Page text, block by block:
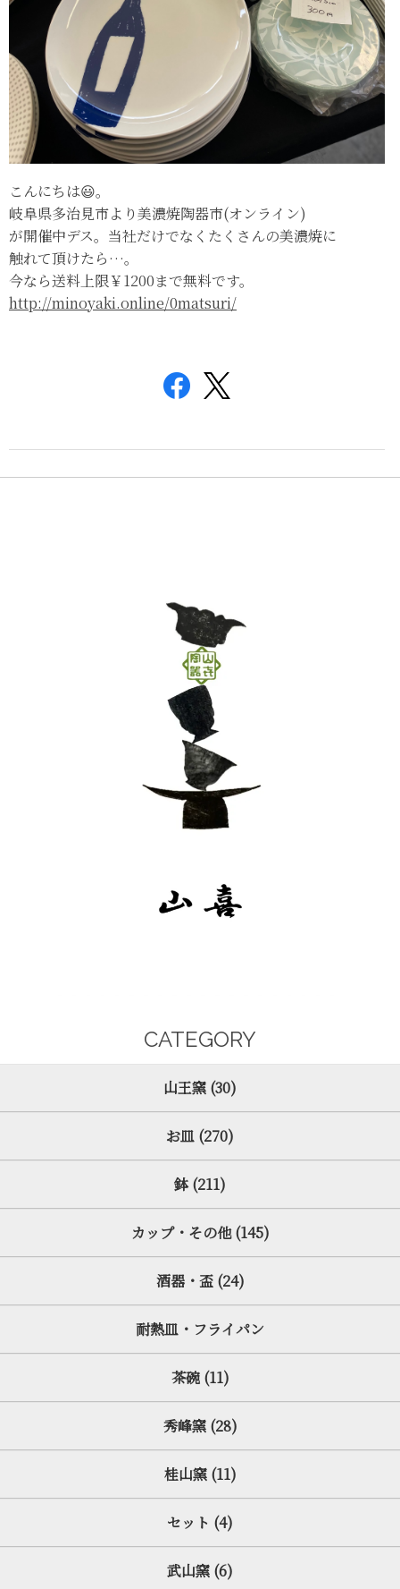
こんにちは😃。
岐阜県多治見市より美濃焼陶器市(オンライン)
が開催中デス。当社だけでなくたくさんの美濃焼に
触れて頂けたら…。
今なら送料上限￥1200まで無料です。
http://minoyaki.online/0matsuri/
CATEGORY
山王窯 (30)
お皿 (270)
鉢 (211)
カップ・その他 (145)
酒器・盃 (24)
耐熱皿・フライパン
茶碗 (11)
秀峰窯 (28)
桂山窯 (11)
セット (4)
武山窯 (6)